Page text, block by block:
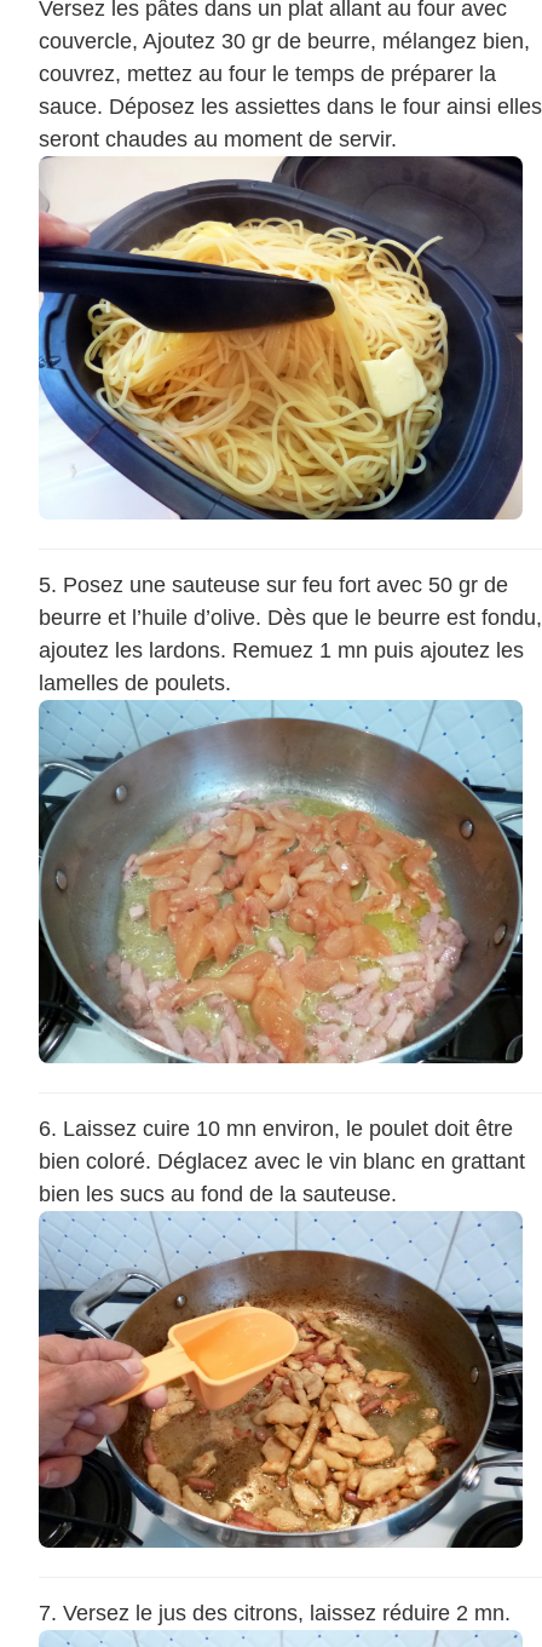
Versez les pâtes dans un plat allant au four avec
couvercle, Ajoutez 30 gr de beurre, mélangez bien,
couvrez, mettez au four le temps de préparer la
sauce. Déposez les assiettes dans le four ainsi elles
seront chaudes au moment de servir.
Posez une sauteuse sur feu fort avec 50 gr de
beurre et l’huile d’olive. Dès que le beurre est fondu,
ajoutez les lardons. Remuez 1 mn puis ajoutez les
lamelles de poulets.
Laissez cuire 10 mn environ, le poulet doit être
bien coloré. Déglacez avec le vin blanc en grattant
bien les sucs au fond de la sauteuse.
Versez le jus des citrons, laissez réduire 2 mn.